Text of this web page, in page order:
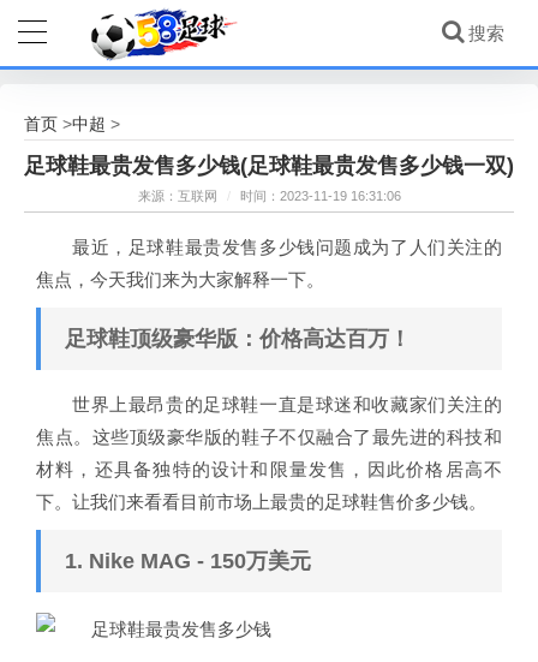
首页 >中超 >
足球鞋最贵发售多少钱(足球鞋最贵发售多少钱一双)
来源：互联网 / 时间：2023-11-19 16:31:06
最近，足球鞋最贵发售多少钱问题成为了人们关注的
焦点，今天我们来为大家解释一下。
足球鞋顶级豪华版：价格高达百万！
世界上最昂贵的足球鞋一直是球迷和收藏家们关注的
焦点。这些顶级豪华版的鞋子不仅融合了最先进的科技和
材料，还具备独特的设计和限量发售，因此价格居高不
下。让我们来看看目前市场上最贵的足球鞋售价多少钱。
1. Nike MAG - 150万美元